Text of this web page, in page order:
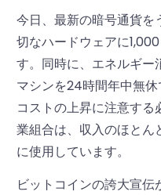
今日、最新の暗号通貨を
切なハードウェアに
す。同時に、エネルギー
マシンを24時間年中無
コストの上昇に注意す
業組合は、収入のほとん
に使用しています。
ビットコインの誇大宣